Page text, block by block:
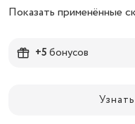
Показать применённые
+5бонусов